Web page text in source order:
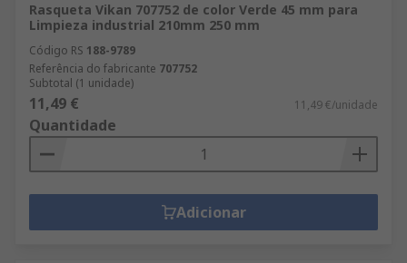
Rasqueta Vikan 707752 de color Verde 45 mm para
Limpieza industrial 210mm 250 mm
Código RS 188-9789
Referência do fabricante 707752
Subtotal (1 unidade)
11,49 € 11,49 €/unidade
Quantidade
Adicionar